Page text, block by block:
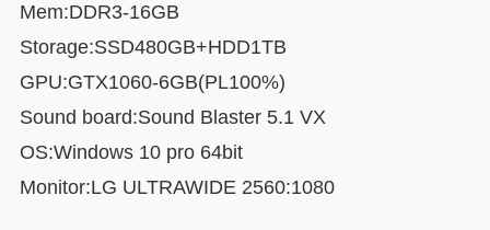
Mem:DDR3-16GB
Storage:SSD480GB+HDD1TB
GPU:GTX1060-6GB(PL100%)
Sound board:Sound Blaster 5.1 VX
OS:Windows 10 pro 64bit
Monitor:LG ULTRAWIDE 2560:1080